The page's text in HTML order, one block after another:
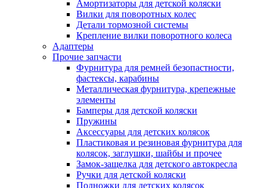
Амортизаторы для детской коляски
Вилки для поворотных колес
Детали тормозной системы
Крепление вилки поворотного колеса
Адаптеры
Прочие запчасти
Фурнитура для ремней безопастности,
фастексы, карабины
Металлическая фурнитура, крепежные
элементы
Бамперы для детской коляски
Пружины
Аксессуары для детских колясок
Пластиковая и резиновая фурнитура для
колясок, заглушки, шайбы и прочее
Замок-защелка для детского автокресла
Ручки для детской коляски
Подножки для детских колясок